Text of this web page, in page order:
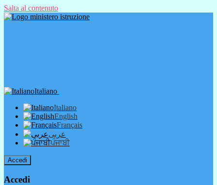
Salta al contenuto
Italiano
Italiano
English
Français
عربى
ਪੰਜਾਬੀ
Accedi
Accedi